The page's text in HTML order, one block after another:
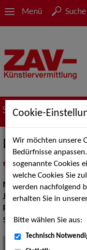
Menü Suche
Suche nach
Duo
inMeine Merkliste
Musik:Pop, Rock &
Jazz:Modern Jazz
Pop Rock Tanzmusik:
Soul
Cookie-
Wir möchten unsere
Bedürfnisse
sogenannte Cookies
welche Cookies Sie
werden nachfolgend
erhalten Sie in
Bitte wählen Sie aus:
Technisch